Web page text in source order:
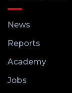
News
Reports
Academy
Jobs